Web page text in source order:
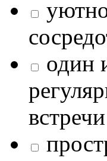
один
встречи